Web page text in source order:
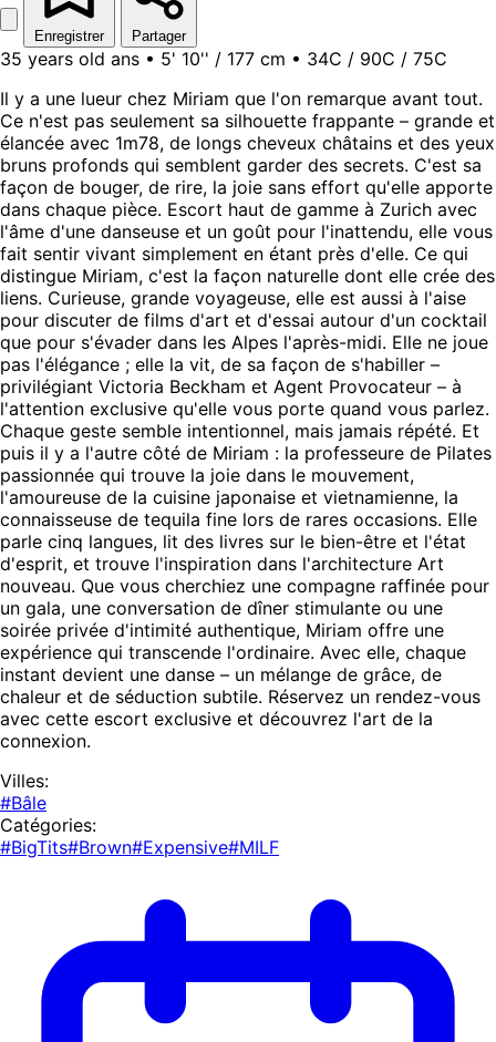
Enregistrer Partager
35 years old ans • 5' 10'' / 177 cm • 34C / 90C / 75C
Il y a une lueur chez Miriam que l'on remarque avant tout.
Ce n'est pas seulement sa silhouette frappante – grande et
élancée avec 1m78, de longs cheveux châtains et des yeux
bruns profonds qui semblent garder des secrets. C'est sa
façon de bouger, de rire, la joie sans effort qu'elle apporte
dans chaque pièce. Escort haut de gamme à Zurich avec
l'âme d'une danseuse et un goût pour l'inattendu, elle vous
fait sentir vivant simplement en étant près d'elle. Ce qui
distingue Miriam, c'est la façon naturelle dont elle crée des
liens. Curieuse, grande voyageuse, elle est aussi à l'aise
pour discuter de films d'art et d'essai autour d'un cocktail
que pour s'évader dans les Alpes l'après-midi. Elle ne joue
pas l'élégance ; elle la vit, de sa façon de s'habiller –
privilégiant Victoria Beckham et Agent Provocateur – à
l'attention exclusive qu'elle vous porte quand vous parlez.
Chaque geste semble intentionnel, mais jamais répété. Et
puis il y a l'autre côté de Miriam : la professeure de Pilates
passionnée qui trouve la joie dans le mouvement,
l'amoureuse de la cuisine japonaise et vietnamienne, la
connaisseuse de tequila fine lors de rares occasions. Elle
parle cinq langues, lit des livres sur le bien-être et l'état
d'esprit, et trouve l'inspiration dans l'architecture Art
nouveau. Que vous cherchiez une compagne raffinée pour
un gala, une conversation de dîner stimulante ou une
soirée privée d'intimité authentique, Miriam offre une
expérience qui transcende l'ordinaire. Avec elle, chaque
instant devient une danse – un mélange de grâce, de
chaleur et de séduction subtile. Réservez un rendez-vous
avec cette escort exclusive et découvrez l'art de la
connexion.
Villes:
#Bâle
Catégories:
#BigTits#Brown#Expensive#MILF